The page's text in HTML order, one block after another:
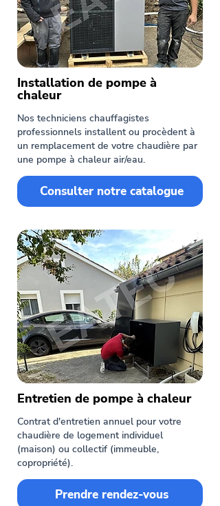
Installation de pompe à
chaleur
Nos techniciens chauffagistes
professionnels installent ou procèdent à
un remplacement de votre chaudière par
une pompe à chaleur air/eau.
Consulter notre catalogue
Entretien de pompe à chaleur
Contrat d'entretien annuel pour votre
chaudière de logement individuel
(maison) ou collectif (immeuble,
copropriété).
Prendre rendez-vous